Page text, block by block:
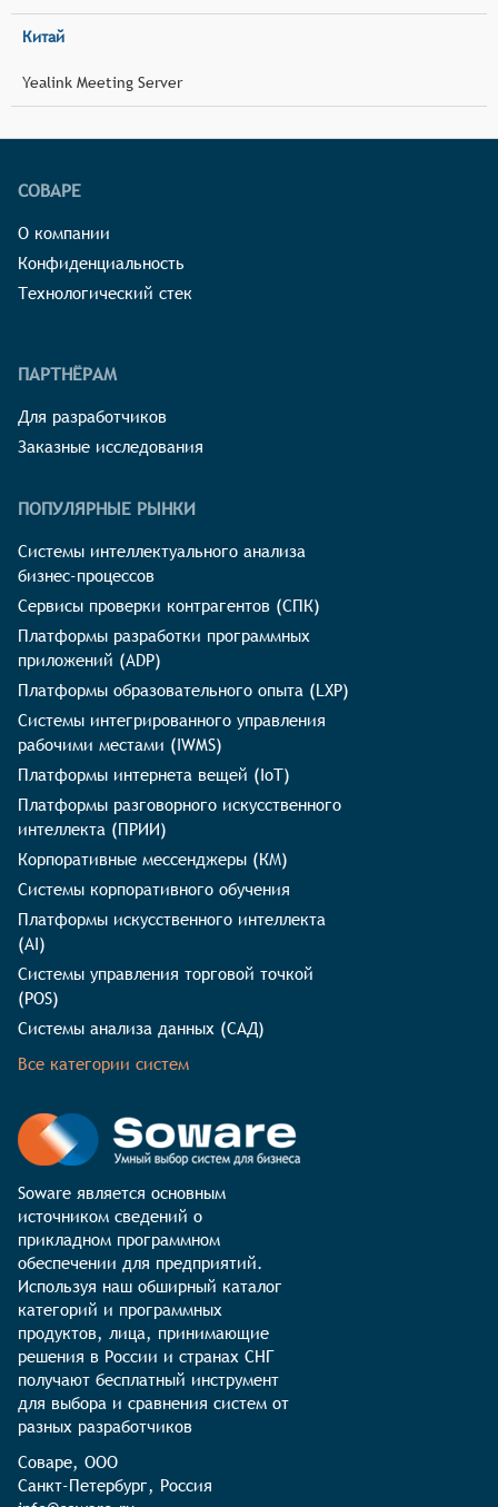
Китай
Yealink Meeting Server
СОВАРЕ
О компании
Конфиденциальность
Технологический стек
ПАРТНЁРАМ
Для разработчиков
Заказные исследования
ПОПУЛЯРНЫЕ РЫНКИ
Системы интеллектуального анализа
бизнес-процессов
Сервисы проверки контрагентов (СПК)
Платформы разработки программных
приложений (ADP)
Платформы образовательного опыта (LXP)
Системы интегрированного управления
рабочими местами (IWMS)
Платформы интернета вещей (IoT)
Платформы разговорного искусственного
интеллекта (ПРИИ)
Корпоративные мессенджеры (КМ)
Системы корпоративного обучения
Платформы искусственного интеллекта
(AI)
Системы управления торговой точкой
(POS)
Системы анализа данных (САД)
Все категории систем
Soware является основным
источником сведений о
прикладном программном
обеспечении для предприятий.
Используя наш обширный каталог
категорий и программных
продуктов, лица, принимающие
решения в России и странах СНГ
получают бесплатный инструмент
для выбора и сравнения систем от
разных разработчиков
Соваре, ООО
Санкт-Петербург, Россия